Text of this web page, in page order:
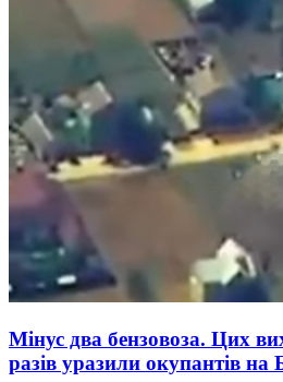
Мінус два бензовоза. Цих
разів уразили окупантів на